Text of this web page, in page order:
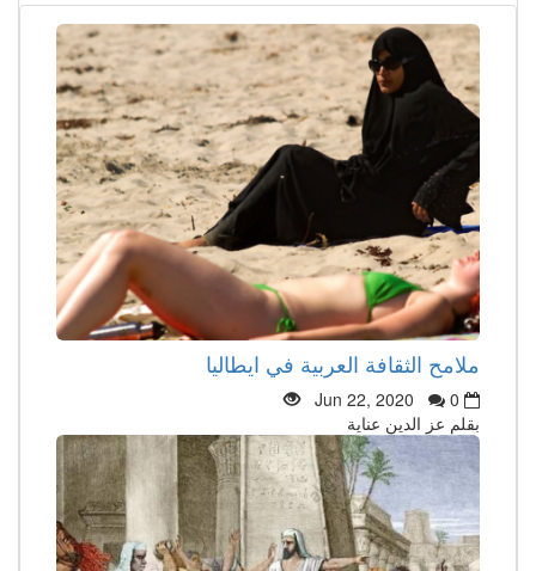
ملامح الثقافة العربية في ايطاليا
Jun 22, 2020
0
بقلم عز الدين عناية